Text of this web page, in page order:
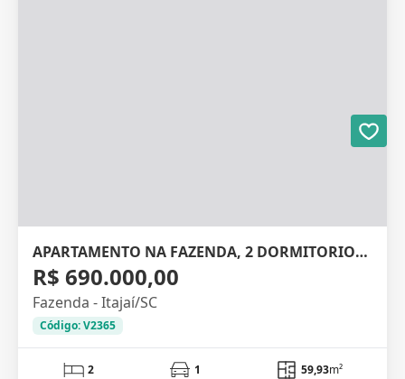
APARTAMENTO NA FAZENDA, 2 DORMITORIOS, 59M²
R$ 690.000,00
Fazenda - Itajaí/SC
Código: V2365
2 1 59,93m²